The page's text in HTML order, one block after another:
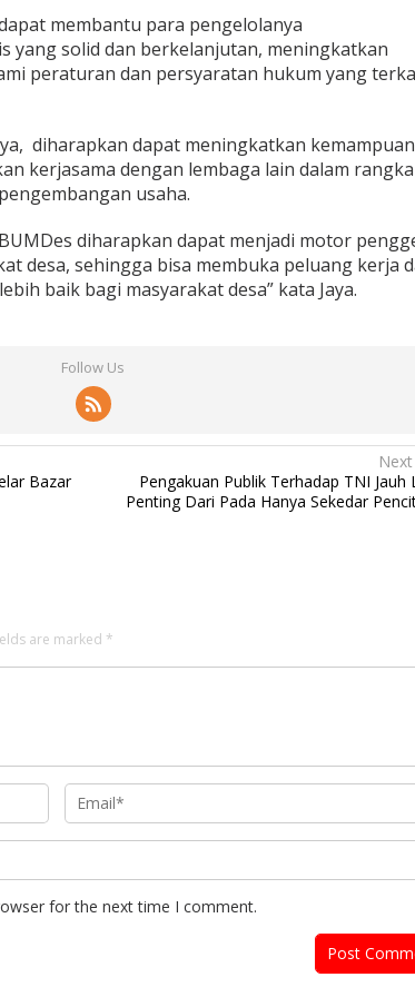
membantu para pengelolanya
yang solid dan berkelanjutan, meningkatkan
peraturan dan persyaratan hukum yang
diharapkan dapat meningkatkan kemampuan
kerjasama dengan lembaga lain dalam rangka
usaha.
diharapkan dapat menjadi motor
desa, sehingga bisa membuka peluang kerja
baik bagi masyarakat desa” kata Jaya.
Follow Us
Bazar
Pengakuan Publik Terhadap TNI Jauh
Penting Dari Pada Hanya Sekedar
are marked *
for the next time I comment.